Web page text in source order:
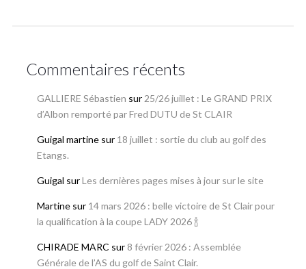
Commentaires récents
GALLIERE Sébastien sur 25/26 juillet : Le GRAND PRIX
d’Albon remporté par Fred DUTU de St CLAIR
Guigal martinesur 18 juillet : sortie du club au golf des
Etangs.
Guigal surLes dernières pages mises à jour sur le site
Martinesur 14 mars 2026 : belle victoire de St Clair pour
la qualification à la coupe LADY 2026 🍾
CHIRADE MARC sur 8 février 2026 : Assemblée
Générale de l’AS du golf de Saint Clair.